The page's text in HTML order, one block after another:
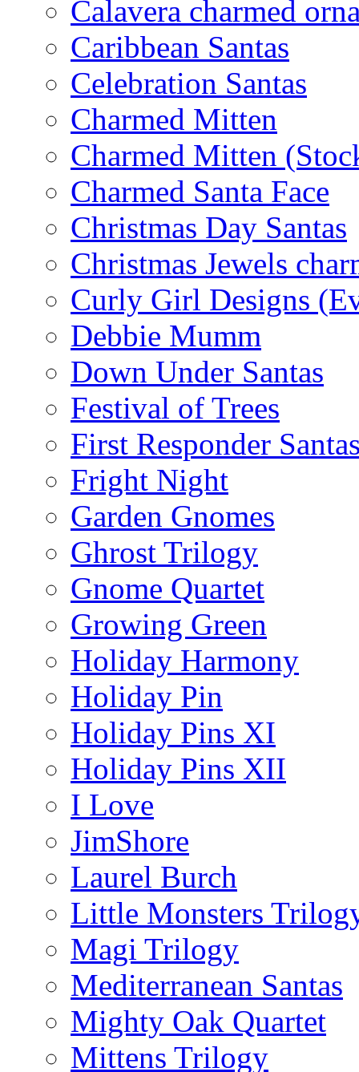
Calavera charmed
Caribbean Santas
Celebration Santas
Charmed Mitten
Charmed Mitten
Charmed Santa Face
Christmas Day Santas
Christmas Jewels
Curly Girl Designs
Debbie Mumm
Down Under Santas
Festival of Trees
First Responder
Fright Night
Garden Gnomes
Ghrost Trilogy
Gnome Quartet
Growing Green
Holiday Harmony
Holiday Pin
Holiday Pins XI
Holiday Pins XII
I Love
JimShore
Laurel Burch
Little Monsters
Magi Trilogy
Mediterranean Santas
Mighty Oak Quartet
Mittens Trilogy